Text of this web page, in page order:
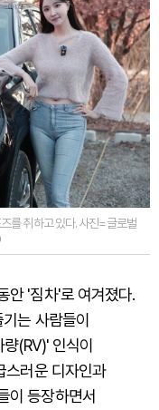
를 취하고 있다. 사진=글로벌
안 '짐차'로 여겨졌다.
는 사람들이
(RV)' 인식이
스러운 디자인과
이 등장하면서